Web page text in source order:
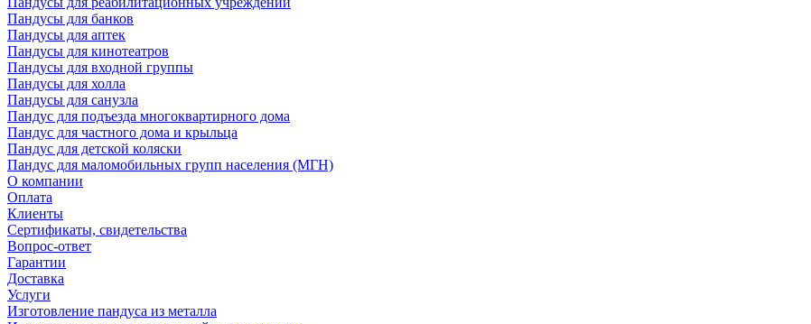
Пандусы для банков
Пандусы для аптек
Пандусы для кинотеатров
Пандусы для входной группы
Пандусы для холла
Пандусы для санузла
Пандус для подъезда многоквартирного дома
Пандус для частного дома и крыльца
Пандус для детской коляски
Пандус для маломобильных групп населения (МГН)
О компании
Оплата
Клиенты
Сертификаты, свидетельства
Вопрос-ответ
Гарантии
Доставка
Услуги
Изготовление пандуса из металла